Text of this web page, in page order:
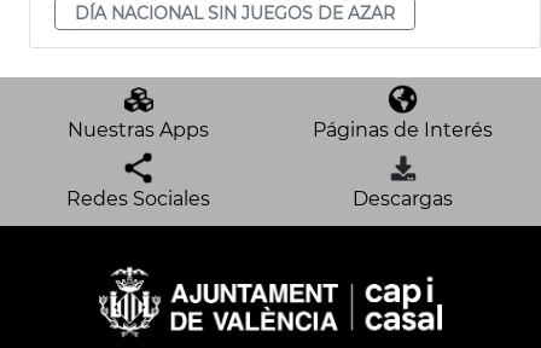
DÍA NACIONAL SIN JUEGOS DE AZAR
Nuestras Apps Páginas de Interés
Redes Sociales Descargas